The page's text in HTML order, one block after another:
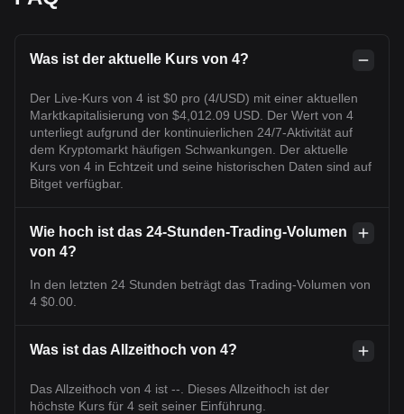
Was ist der aktuelle Kurs von 4?
Der Live-Kurs von 4 ist $0 pro (4/USD) mit einer aktuellen
Marktkapitalisierung von $4,012.09 USD. Der Wert von 4
unterliegt aufgrund der kontinuierlichen 24/7-Aktivität auf
dem Kryptomarkt häufigen Schwankungen. Der aktuelle
Kurs von 4 in Echtzeit und seine historischen Daten sind auf
Bitget verfügbar.
Wie hoch ist das 24-Stunden-Trading-Volumen
von 4?
In den letzten 24 Stunden beträgt das Trading-Volumen von
4 $0.00.
Was ist das Allzeithoch von 4?
Das Allzeithoch von 4 ist --. Dieses Allzeithoch ist der
höchste Kurs für 4 seit seiner Einführung.